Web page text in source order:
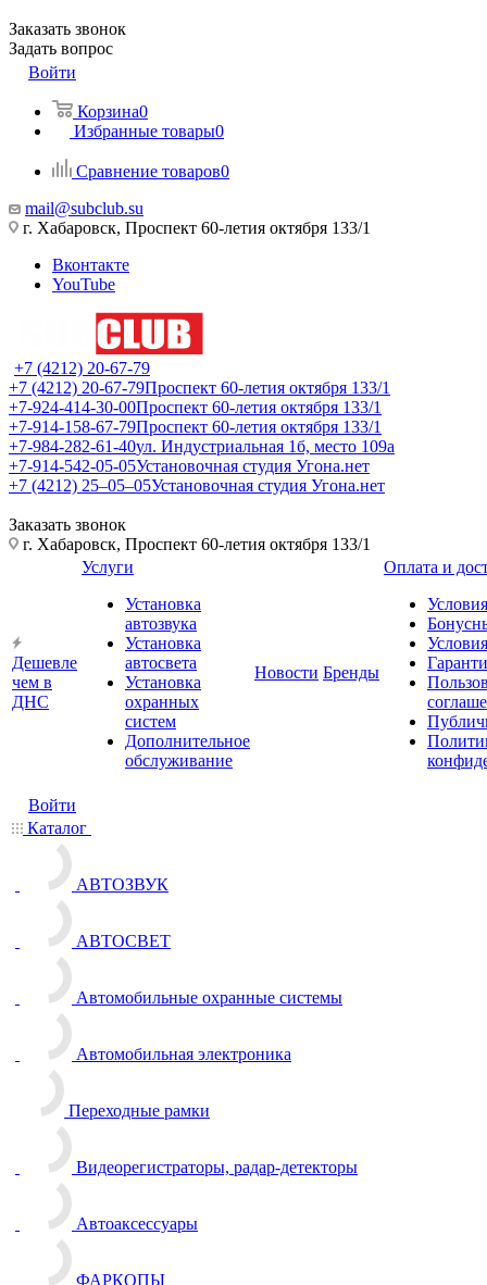
Заказать звонок
Задать вопрос
Войти
Корзина0
Избранные товары0
Сравнение товаров0
mail@subclub.su
г. Хабаровск, Проспект 60-летия октября 133/1
Вконтакте
YouTube
+7 (4212) 20-67-79
+7 (4212) 20-67-79Проспект 60-летия октября 133/1
+7-924-414-30-00Проспект 60-летия октября 133/1
+7-914-158-67-79Проспект 60-летия октября 133/1
+7-984-282-61-40ул. Индустриальная 1б, место 109а
+7-914-542-05-05Установочная студия Угона.нет
+7 (4212) 25‒05‒05Установочная студия Угона.нет
Заказать звонок
г. Хабаровск, Проспект 60-летия октября 133/1
Дешевле
чем в
ДНС
Услуги
Установка
автозвука
Установка
автосвета
Установка
охранных
систем
Дополнительное
обслуживание
Новости Бренды
Оплата и
Войти
Каталог
АВТОЗВУК
АВТОСВЕТ
Автомобильные охранные системы
Автомобильная электроника
Переходные рамки
Видеорегистраторы, радар-детекторы
Автоаксессуары
ФАРКОПЫ